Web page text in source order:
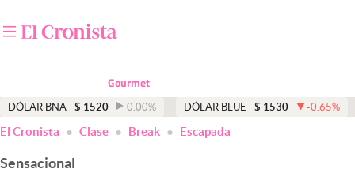
Otras secciones
Apertura
Infotechnology
Gourmet
DÓLAR BNA $ 1520 0.00% DÓLAR BLUE $ 1530 -0.65%
El Cronista Clase Break Escapada
Sensacional